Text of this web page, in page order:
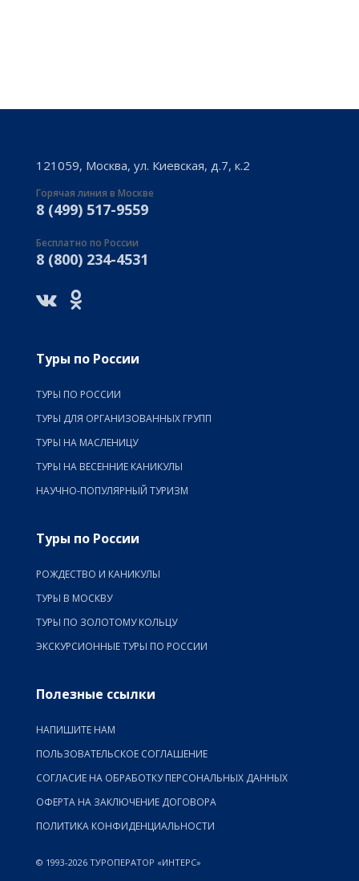
121059, Москва, ул. Киевская, д.7, к.2
Горячая линия в Москве
8 (499) 517-9559
Бесплатно по России
8 (800) 234-4531
Туры по России
ТУРЫ ПО РОССИИ
ТУРЫ ДЛЯ ОРГАНИЗОВАННЫХ ГРУПП
ТУРЫ НА МАСЛЕНИЦУ
ТУРЫ НА ВЕСЕННИЕ КАНИКУЛЫ
НАУЧНО-ПОПУЛЯРНЫЙ ТУРИЗМ
Туры по России
РОЖДЕСТВО И КАНИКУЛЫ
ТУРЫ В МОСКВУ
ТУРЫ ПО ЗОЛОТОМУ КОЛЬЦУ
ЭКСКУРСИОННЫЕ ТУРЫ ПО РОССИИ
Полезные ссылки
НАПИШИТЕ НАМ
ПОЛЬЗОВАТЕЛЬСКОЕ СОГЛАШЕНИЕ
СОГЛАСИЕ НА ОБРАБОТКУ ПЕРСОНАЛЬНЫХ ДАННЫХ
ОФЕРТА НА ЗАКЛЮЧЕНИЕ ДОГОВОРА
ПОЛИТИКА КОНФИДЕНЦИАЛЬНОСТИ
© 1993-2026 ТУРОПЕРАТОР «ИНТЕРС»